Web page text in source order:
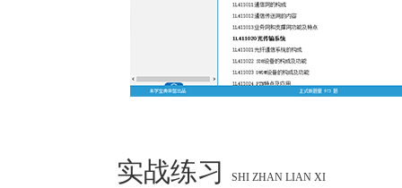
实战练习 SHI ZHAN LIAN XI